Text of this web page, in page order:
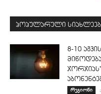
პოპულარული
8-10
რეგიონი